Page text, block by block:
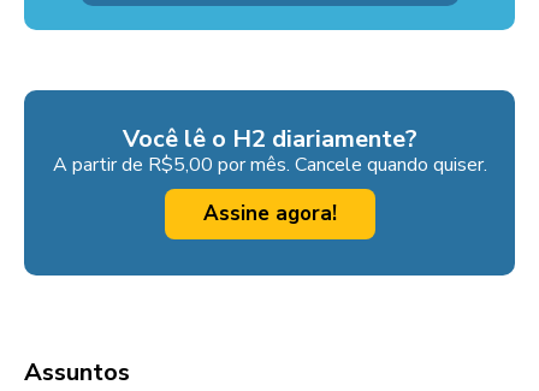
Você lê o H2 diariamente?
A partir de R$5,00 por mês. Cancele quando quiser.
Assine agora!
Assuntos